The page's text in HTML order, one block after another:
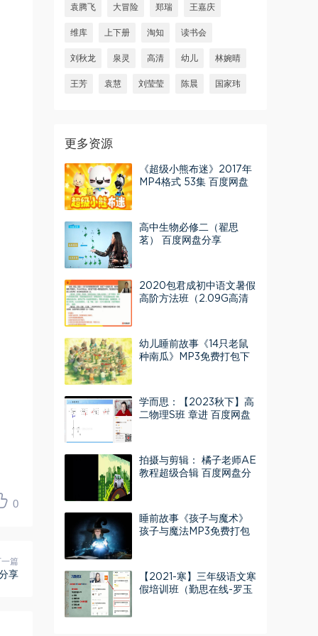
0
篇
享
袁腾飞 大冒险 郑瑞 王嘉庆
维库 上下册 淘知 读书会
刘秋龙 泉灵 高清 幼儿 林婉晴
王芳 袁慧 刘莹莹 陈晨 国家玮
更多资源
《超级小熊布迷》2017年
MP4格式 53集 百度网盘
高中生物必修二（翟思
茗） 百度网盘分享
2020包君成初中语文暑假
高阶方法班（2.09G高清
幼儿睡前故事《14只老鼠
种南瓜》MP3免费打包下
学而思：【2023秋下】高
二物理S班 章进 百度网盘
拍摄与剪辑： 橘子老师AE
教程超级合辑​ 百度网盘分
睡前故事《孩子与魔术》
孩子与魔法MP3免费打包
【2021-寒】三年级语文寒
假培训班（勤思在线-罗玉